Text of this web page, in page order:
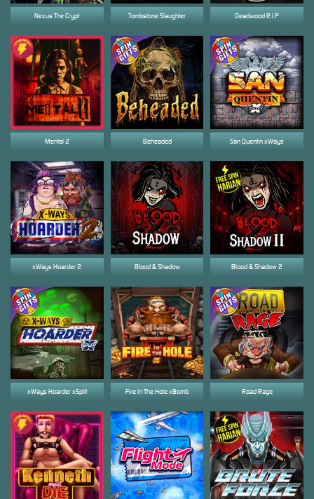
Mental 2
Tombstone Slaughter
Blood & Shadow Blood & Shadow 2
Deadwood R.I.P
Beheaded
Nexus The Crypt
Fire In The Hole xBomb Road Rage
xWays Hoarder 2
San Quentin xWays
xWays Hoarder xSplit